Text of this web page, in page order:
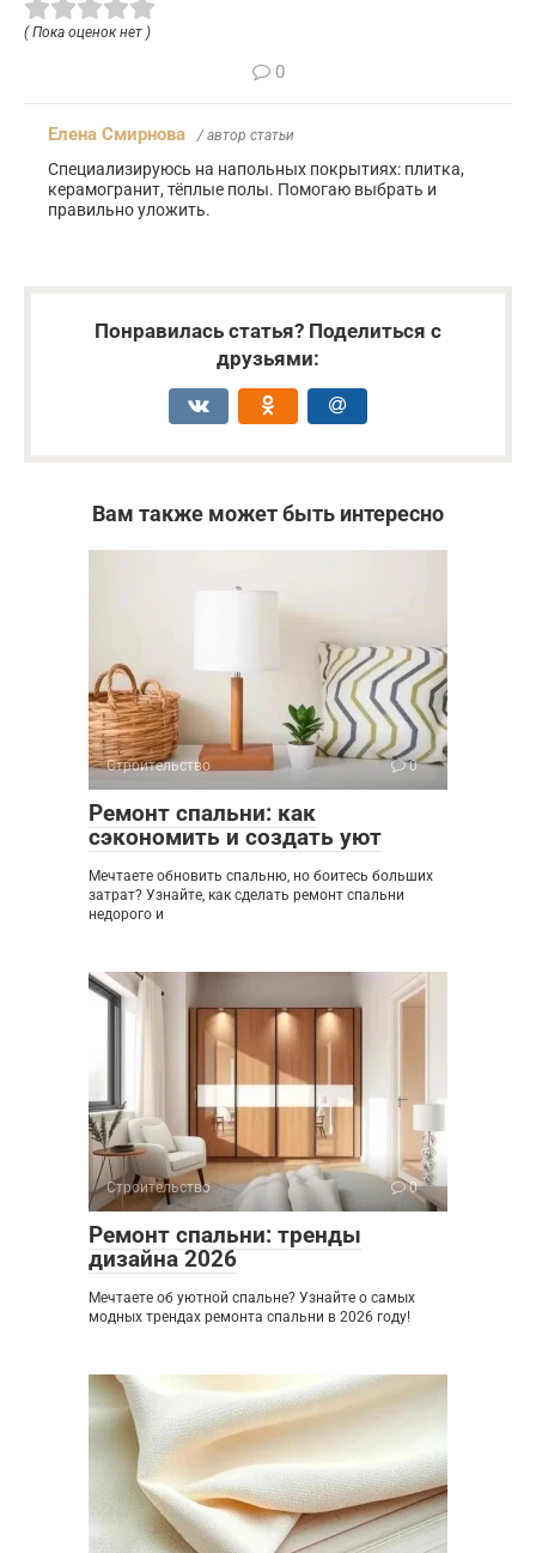
( Пока оценок нет )
0
Елена Смирнова / автор статьи
Специализируюсь на напольных покрытиях: плитка,
керамогранит, тёплые полы. Помогаю выбрать и
правильно уложить.
Понравилась статья? Поделиться с
друзьями:
Вам также может быть интересно
Строительство 0
Ремонт спальни: как
сэкономить и создать уют
Мечтаете обновить спальню, но боитесь больших
затрат? Узнайте, как сделать ремонт спальни
недорого и
Строительство 0
Ремонт спальни: тренды
дизайна 2026
Мечтаете об уютной спальне? Узнайте о самых
модных трендах ремонта спальни в 2026 году!